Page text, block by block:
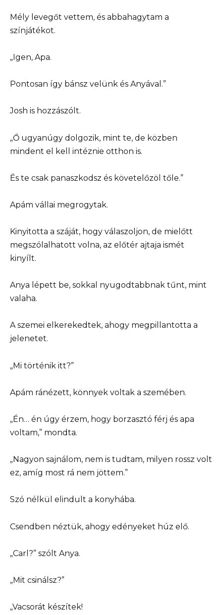
Mély levegőt vettem, és abbahagytam a
színjátékot.
„Igen, Apa.
Pontosan így bánsz velünk és Anyával.”
Josh is hozzászólt.
„Ő ugyanúgy dolgozik, mint te, de közben
mindent el kell intéznie otthon is.
És te csak panaszkodsz és követelőzöl tőle.”
Apám vállai megrogytak.
Kinyitotta a száját, hogy válaszoljon, de mielőtt
megszólalhatott volna, az előtér ajtaja ismét
kinyílt.
Anya lépett be, sokkal nyugodtabbnak tűnt, mint
valaha.
A szemei elkerekedtek, ahogy megpillantotta a
jelenetet.
„Mi történik itt?”
Apám ránézett, könnyek voltak a szemében.
„Én… én úgy érzem, hogy borzasztó férj és apa
voltam,” mondta.
„Nagyon sajnálom, nem is tudtam, milyen rossz volt
ez, amíg most rá nem jöttem.”
Szó nélkül elindult a konyhába.
Csendben néztük, ahogy edényeket húz elő.
„Carl?” szólt Anya.
„Mit csinálsz?”
„Vacsorát készítek!